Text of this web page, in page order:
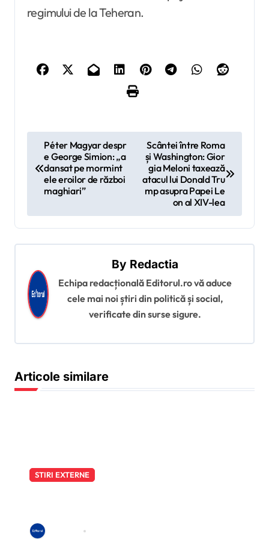
regimului de la Teheran.
g
a
e
î
n
a
t
e
Péter Magyar despr
e George Simion: „a
dansat pe mormint
ele eroilor de război
maghiari”
Scântei între Roma
și Washington: Gior
gia Meloni taxează
atacul lui Donald Tru
mp asupra Papei Le
on al XIV-lea
By Redactia
Echipa redacțională Editorul.ro vă aduce
cele mai noi știri din politică și social,
verificate din surse sigure.
Articole similare
STIRI EXTERNE
discută în culise despre o